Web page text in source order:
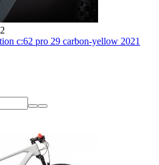
c:62 pro 29 carbon-yellow 2021